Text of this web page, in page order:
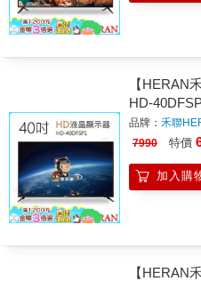
【HERAN
HD-
品牌： 禾聯
7990
特價
加入購
【HERAN